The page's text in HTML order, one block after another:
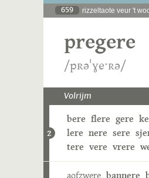
659 rizzeltaote veur 't
pregere
/pʀəˈɣeˑʀə/
Volrijm
2
bere flere gere
lere nere sere
tere vere vrere